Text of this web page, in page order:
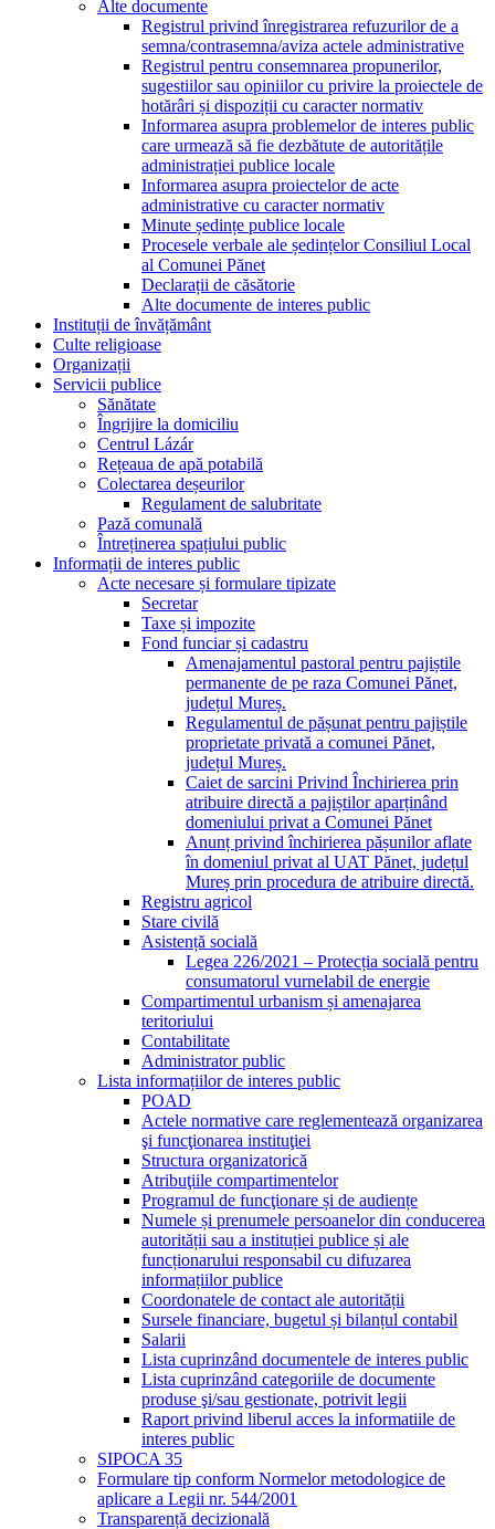
Alte documente
Registrul privind înregistrarea refuzurilor de a
semna/contrasemna/aviza actele administrative
Registrul pentru consemnarea propunerilor,
sugestiilor sau opiniilor cu privire la proiectele de
hotărâri și dispoziții cu caracter normativ
Informarea asupra problemelor de interes public
care urmează să fie dezbătute de autoritățile
administrației publice locale
Informarea asupra proiectelor de acte
administrative cu caracter normativ
Minute ședințe publice locale
Procesele verbale ale ședințelor Consiliul Local
al Comunei Pănet
Declarații de căsătorie
Alte documente de interes public
Instituții de învățământ
Culte religioase
Organizații
Servicii publice
Sănătate
Îngrijire la domiciliu
Centrul Lázár
Rețeaua de apă potabilă
Colectarea deșeurilor
Regulament de salubritate
Pază comunală
Întreținerea spațiului public
Informații de interes public
Acte necesare și formulare tipizate
Secretar
Taxe și impozite
Fond funciar și cadastru
Amenajamentul pastoral pentru pajiștile
permanente de pe raza Comunei Pănet,
județul Mureș.
Regulamentul de pășunat pentru pajiștile
proprietate privată a comunei Pănet,
județul Mureș.
Caiet de sarcini Privind Închirierea prin
atribuire directă a pajiștilor aparținând
domeniului privat a Comunei Pănet
Anunț privind închirierea pășunilor aflate
în domeniul privat al UAT Pănet, județul
Mureș prin procedura de atribuire directă.
Registru agricol
Stare civilă
Asistență socială
Legea 226/2021 – Protecția socială pentru
consumatorul vurnelabil de energie
Compartimentul urbanism și amenajarea
teritoriului
Contabilitate
Administrator public
Lista informațiilor de interes public
POAD
Actele normative care reglementează organizarea
şi funcţionarea instituţiei
Structura organizatorică
Atribuţiile compartimentelor
Programul de funcţionare și de audiențe
Numele și prenumele persoanelor din conducerea
autorității sau a instituției publice și ale
funcționarului responsabil cu difuzarea
informațiilor publice
Coordonatele de contact ale autorității
Sursele financiare, bugetul și bilanțul contabil
Salarii
Lista cuprinzând documentele de interes public
Lista cuprinzând categoriile de documente
produse şi/sau gestionate, potrivit legii
Raport privind liberul acces la informatiile de
interes public
SIPOCA 35
Formulare tip conform Normelor metodologice de
aplicare a Legii nr. 544/2001
Transparență decizională